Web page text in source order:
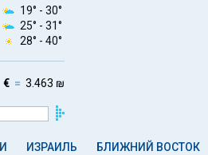
19° - 30°
25° - 31°
28° - 40°
€ 3.463 ₪
ИЗРАИЛЬ БЛИЖНИЙ ВОСТОК